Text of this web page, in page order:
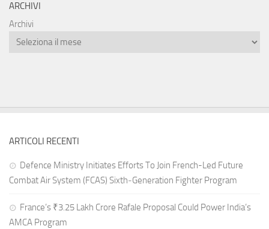
ARCHIVI
Archivi
ARTICOLI RECENTI
Defence Ministry Initiates Efforts To Join French-Led Future
Combat Air System (FCAS) Sixth‑Generation Fighter Program
France’s ₹3.25 Lakh Crore Rafale Proposal Could Power India’s
AMCA Program